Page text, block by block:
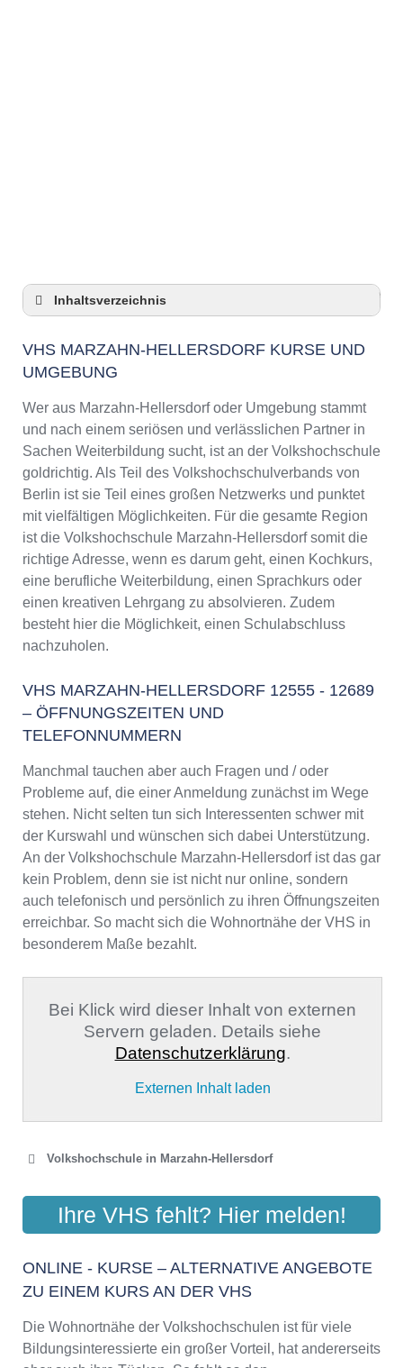
Anzeige
Inhaltsverzeichnis
Umgebung
VHS Marzahn-Hellersdorf – Öffnungszeiten
Top-Kurse an der Abendschule Marzahn-
Hellersdorf
Online-Kurse – Alternative Angebote zu einem
Kurs an der VHS
Top-Kurse an der Abendschule Marzahn-
Hellersdorf
Weiterbildung in Marzahn-Hellersdorf
VHS Marzahn-Hellersdorf Programm 2025 /
2026
VHS MARZAHN-HELLERSDORF KURSE UND
UMGEBUNG
Wer aus Marzahn-Hellersdorf oder Umgebung stammt
und nach einem seriösen und verlässlichen Partner in
Sachen Weiterbildung sucht, ist an der Volkshochschule
goldrichtig. Als Teil des Volkshochschulverbands von
Berlin ist sie Teil eines großen Netzwerks und punktet
mit vielfältigen Möglichkeiten. Für die gesamte Region
ist die Volkshochschule Marzahn-Hellersdorf somit die
richtige Adresse, wenn es darum geht, einen Kochkurs,
eine berufliche Weiterbildung, einen Sprachkurs oder
einen kreativen Lehrgang zu absolvieren. Zudem
besteht hier die Möglichkeit, einen Schulabschluss
nachzuholen.
VHS MARZAHN-HELLERSDORF 12555 - 12689
– ÖFFNUNGSZEITEN UND
TELEFONNUMMERN
Manchmal tauchen aber auch Fragen und / oder
Probleme auf, die einer Anmeldung zunächst im Wege
stehen. Nicht selten tun sich Interessenten schwer mit
der Kurswahl und wünschen sich dabei Unterstützung.
An der Volkshochschule Marzahn-Hellersdorf ist das gar
kein Problem, denn sie ist nicht nur online, sondern
auch telefonisch und persönlich zu ihren Öffnungszeiten
erreichbar. So macht sich die Wohnortnähe der VHS in
besonderem Maße bezahlt.
Bei Klick wird dieser Inhalt von externen
Servern geladen. Details siehe
Datenschutzerklärung.
Externen Inhalt laden
Volkshochschule in Marzahn-Hellersdorf
VOLKSHOCHSCHULE
MARZAHN-HELLERSDORF
Aktualisiert: August 2021
Ihre VHS fehlt? Hier melden!
ONLINE - KURSE – ALTERNATIVE ANGEBOTE
ZU EINEM KURS AN DER VHS
Die Wohnortnähe der Volkshochschulen ist für viele
Bildungsinteressierte ein großer Vorteil, hat andererseits